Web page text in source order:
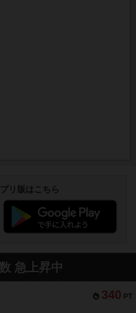
リ版はこちら
急上昇中
340 PT